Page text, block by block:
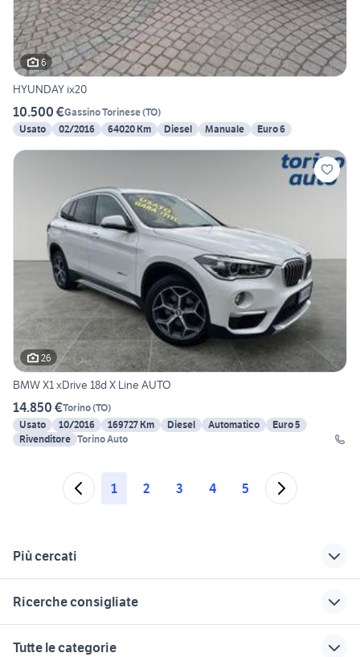
6
HYUNDAY ix20
10.500 €Gassino Torinese(TO)
Usato
02/2016 64020 Km Diesel Manuale Euro 6
26
BMW X1 xDrive 18d X Line AUTO
14.850 €Torino(TO)
Usato
10/2016 169727 Km Diesel Automatico
Euro 5
Rivenditore Torino Auto
1 2 3 4 5
Più cercati
usato piemonte
Ricerche consigliate
Tutte le categorie